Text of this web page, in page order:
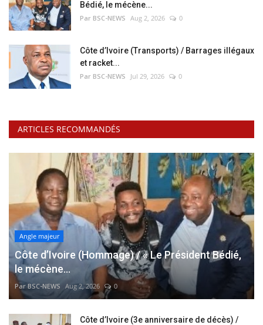
Bédié, le mécène...
Par BSC-NEWS Aug 2, 2026 0
Côte d’Ivoire (Transports) / Barrages illégaux
et racket...
Par BSC-NEWS Jul 29, 2026 0
ARTICLES RECOMMANDÉS
Angle majeur
Côte d’Ivoire (Hommage) / « Le Président Bédié,
le mécène...
Par BSC-NEWS Aug 2, 2026 0
Côte d’Ivoire (3e anniversaire de décès) /